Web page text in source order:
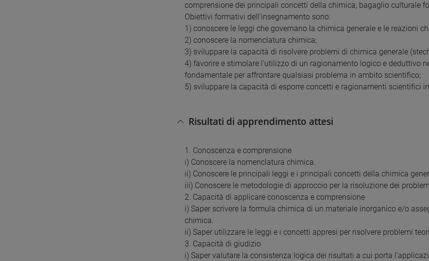
comprensione dei principali concetti della chimica, bagaglio culturale
Obiettivi formativi dell’insegnamento sono:
1) conoscere le leggi che governano la chimica generale e le reazioni
2) conoscere la nomenclatura chimica;
3) sviluppare la capacità di risolvere problemi di chimica generale
4) favorire e stimolare l’utilizzo di un ragionamento logico e deduttivo
fondamentale per affrontare qualsiasi problema in ambito scientifico;
5) sviluppare la capacità di esporre concetti e ragionamenti scientifici
Risultati di apprendimento attesi
1. Conoscenza e comprensione
i) Conoscere la nomenclatura chimica.
ii) Conoscere le principali leggi e i principali concetti della chimica
iii) Conoscere le metodologie di approccio per la risoluzione dei
2. Capacità di applicare conoscenza e comprensione
i) Saper scrivere la formula chimica di un materiale inorganico e/o
chimica.
ii) Saper utilizzare le leggi e i concetti appresi per risolvere problemi
3. Capacità di giudizio
i) Saper valutare la consistenza logica dei risultati a cui porta